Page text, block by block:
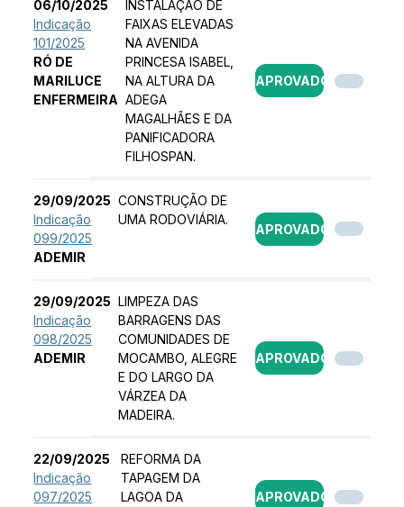
06/10/2025
Indicação
101/2025
RÓ DE
MARILUCE
ENFERMEIRA
INSTALAÇÃO DE
FAIXAS ELEVADAS
NA AVENIDA
PRINCESA ISABEL,
NA ALTURA DA
ADEGA
MAGALHÃES E DA
PANIFICADORA
FILHOSPAN.
APROVADO
29/09/2025
Indicação
099/2025
ADEMIR
CONSTRUÇÃO DE
UMA RODOVIÁRIA.
APROVADO
29/09/2025
Indicação
098/2025
ADEMIR
LIMPEZA DAS
BARRAGENS DAS
COMUNIDADES DE
MOCAMBO, ALEGRE
E DO LARGO DA
VÁRZEA DA
MADEIRA.
APROVADO
22/09/2025
Indicação
097/2025
REFORMA DA
TAPAGEM DA
LAGOA DA
APROVADO